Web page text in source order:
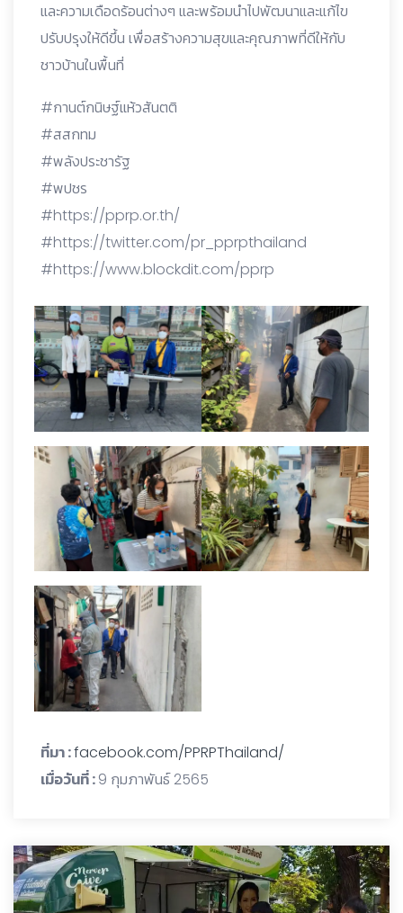
และความเดือดร้อนต่างๆ และพร้อมนำไปพัฒนาและแก้ไข
ปรับปรุงให้ดีขึ้น เพื่อสร้างความสุขและคุณภาพที่ดีให้กับ
ชาวบ้านในพื้นที่
#กานต์กนิษฐ์แห้วสันตติ
#สสกทม
#พลังประชารัฐ
#พปชร
#https://pprp.or.th/
#https://twitter.com/pr_pprpthailand
#https://www.blockdit.com/pprp
ที่มา :facebook.com/PPRPThailand/
เมื่อวันที่ :9 กุมภาพันธ์ 2565